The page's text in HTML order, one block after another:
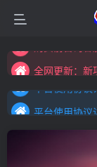
全网更新：
全网更新：
平台使用协议
平台使用协